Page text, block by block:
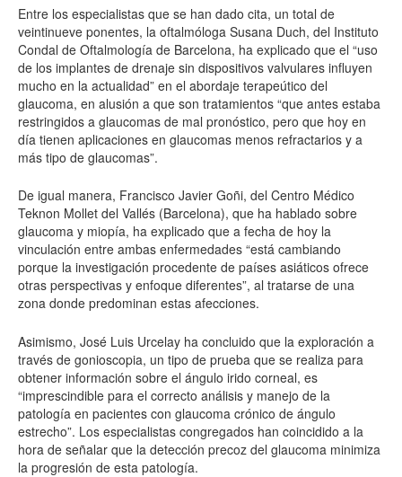
Entre los especialistas que se han dado cita, un total de
veintinueve ponentes, la oftalmóloga Susana Duch, del Instituto
Condal de Oftalmología de Barcelona, ha explicado que el “uso
de los implantes de drenaje sin dispositivos valvulares influyen
mucho en la actualidad” en el abordaje terapeútico del
glaucoma, en alusión a que son tratamientos “que antes estaba
restringidos a glaucomas de mal pronóstico, pero que hoy en
día tienen aplicaciones en glaucomas menos refractarios y a
más tipo de glaucomas”.
De igual manera, Francisco Javier Goñi, del Centro Médico
Teknon Mollet del Vallés (Barcelona), que ha hablado sobre
glaucoma y miopía, ha explicado que a fecha de hoy la
vinculación entre ambas enfermedades “está cambiando
porque la investigación procedente de países asiáticos ofrece
otras perspectivas y enfoque diferentes”, al tratarse de una
zona donde predominan estas afecciones.
Asimismo, José Luis Urcelay ha concluido que la exploración a
través de gonioscopia, un tipo de prueba que se realiza para
obtener información sobre el ángulo irido corneal, es
“imprescindible para el correcto análisis y manejo de la
patología en pacientes con glaucoma crónico de ángulo
estrecho”. Los especialistas congregados han coincidido a la
hora de señalar que la detección precoz del glaucoma minimiza
la progresión de esta patología.